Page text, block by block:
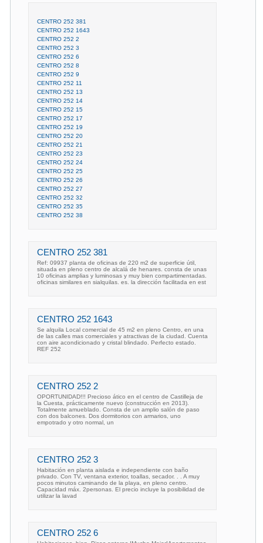
CENTRO 252 381
CENTRO 252 1643
CENTRO 252 2
CENTRO 252 3
CENTRO 252 6
CENTRO 252 8
CENTRO 252 9
CENTRO 252 11
CENTRO 252 13
CENTRO 252 14
CENTRO 252 15
CENTRO 252 17
CENTRO 252 19
CENTRO 252 20
CENTRO 252 21
CENTRO 252 23
CENTRO 252 24
CENTRO 252 25
CENTRO 252 26
CENTRO 252 27
CENTRO 252 32
CENTRO 252 35
CENTRO 252 38
CENTRO 252 381
Ref: 09937 planta de oficinas de 220 m2 de superficie útil,
situada en pleno centro de alcalá de henares. consta de unas
10 oficinas amplias y luminosas y muy bien compartimentadas.
oficinas similares en sialquilas. es. la dirección facilitada en est
CENTRO 252 1643
Se alquila Local comercial de 45 m2 en pleno Centro, en una
de las calles mas comerciales y atractivas de la ciudad. Cuenta
con aire acondicionado y cristal blindado. Perfecto estado.
REF 252
CENTRO 252 2
OPORTUNIDAD!!! Precioso ático en el centro de Castilleja de
la Cuesta, prácticamente nuevo (construcción en 2013).
Totalmente amueblado. Consta de un amplio salón de paso
con dos balcones. Dos dormitorios con armarios, uno
empotrado y otro normal, un
CENTRO 252 3
Habitación en planta aislada e independiente con baño
privado. Con TV, ventana exterior, toallas, secador. . . A muy
pocos minutos caminando de la playa, en pleno centro.
Capacidad máx. 2personas. El precio incluye la posibilidad de
utilizar la lavad
CENTRO 252 6